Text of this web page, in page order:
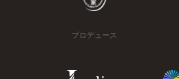
プロデュース